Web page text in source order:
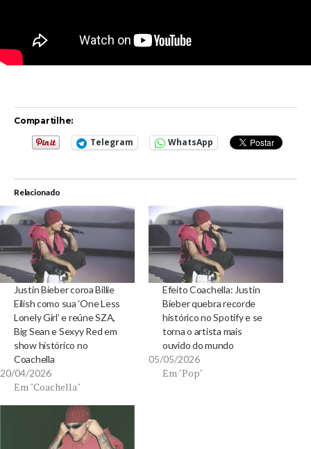
Compartilhe:
Telegram WhatsApp
Relacionado
Justin Bieber coroa Billie
Eilish como sua ‘One Less
Lonely Girl’ e reúne SZA,
Big Sean e Sexyy Red em
show histórico no
Coachella
20/04/2026
Em "Coachella"
Efeito Coachella: Justin
Bieber quebra recorde
histórico no Spotify e se
torna o artista mais
ouvido do mundo
05/05/2026
Em "Pop"